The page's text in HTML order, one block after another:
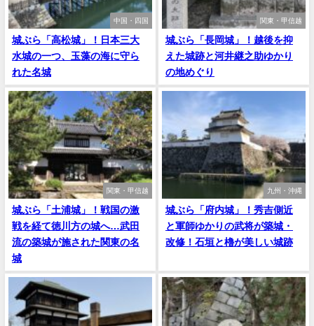
中国・四国
城ぶら「高松城」！日本三大
水城の一つ、玉藻の海に守ら
れた名城
関東・甲信越
城ぶら「長岡城」！越後を抑
えた城跡と河井継之助ゆかり
の地めぐり
関東・甲信越
城ぶら「土浦城」！戦国の激
戦を経て徳川方の城へ…武田
流の築城が施された関東の名
城
九州・沖縄
城ぶら「府内城」！秀吉側近
と軍師ゆかりの武将が築城・
改修！石垣と櫓が美しい城跡